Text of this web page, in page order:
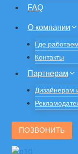
FAQ
О компании
Где работаем
Контакты
Партнерам
Дизайнерам
ПОЗВОНИТЬ